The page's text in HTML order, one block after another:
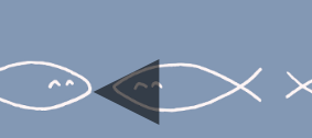
◄